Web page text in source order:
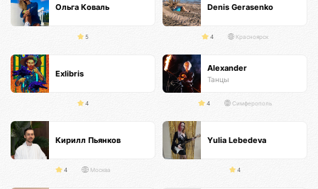
Ольга Коваль
5
Denis Gerasenko
4 Красноярск
Exlibris
4
Alexander
Танцы
4 Симферополь
Кирилл Пьянков
4 Москва
Yulia Lebedeva
4